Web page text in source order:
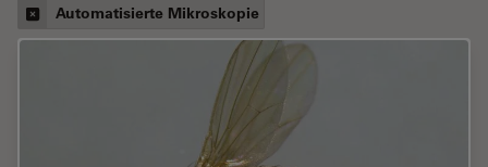
Automatisierte Mikroskopie